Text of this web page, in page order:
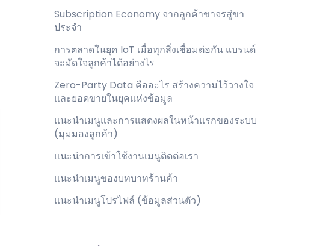
Subscription Economy จากลูกค้าขาจรสู่ขา
ประจำ
การตลาดในยุค IoT เมื่อทุกสิ่งเชื่อมต่อกัน แบรนด์
จะมัดใจลูกค้าได้อย่างไร
Zero-Party Data คืออะไร สร้างความไว้วางใจ
และยอดขายในยุคแห่งข้อมูล
แนะนำเมนูและการแสดงผลในหน้าแรกของระบบ
(มุมมองลูกค้า)
แนะนำการเข้าใช้งานเมนูติดต่อเรา
แนะนำเมนูของบทบาทร้านค้า
แนะนำเมนูโปรไฟล์ (ข้อมูลส่วนตัว)